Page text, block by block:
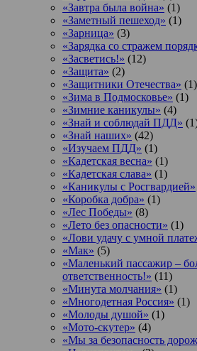
«Завтра была война» (1)
«Заметный пешеход» (1)
«Зарница» (3)
«Зарядка со стражем
«Засветись!» (12)
«Защита» (2)
«Защитники Отечества» (1)
«Зима в Подмосковье» (1)
«Зимние каникулы» (4)
«Знай и соблюдай ПДД»
«Знай наших» (42)
«Изучаем ПДД» (1)
«Кадетская весна» (1)
«Кадетская слава» (1)
«Каникулы с Росгвардией»
«Коробка добра» (1)
«Лес Победы» (8)
«Лето без опасности» (1)
«Лови удачу с умной
«Мак» (5)
«Маленький пассажир –
ответственность!» (11)
«Минута молчания» (1)
«Многодетная Россия» (1)
«Молоды душой» (1)
«Мото-скутер» (4)
«Мы за безопасность